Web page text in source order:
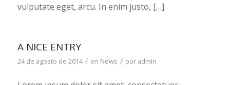
vulputate eget, arcu. In enim justo, […]
A NICE ENTRY
24 de agosto de 2014 / en News / por admin